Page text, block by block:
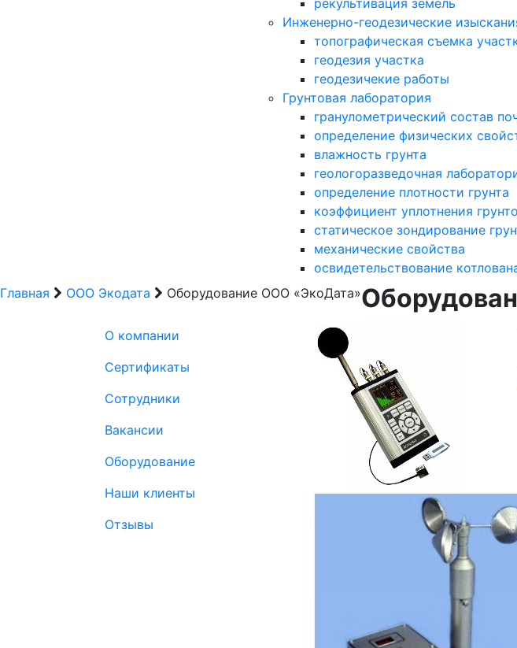
рекультивация земель
Инженерно-геодезические
топографическая съемка
геодезия участка
геодезичекие работы
Грунтовая лаборатория
гранулометрический состав
определение физических
влажность грунта
геологоразведочная
определение плотности грунта
коэффициент уплотнения
статическое зондирование
механические свойства
освидетельствование
Главная ООО Экодата Оборудование ООО «ЭкоДата»
О компании
Сертификаты
Сотрудники
Вакансии
Оборудование
Наши клиенты
Отзывы